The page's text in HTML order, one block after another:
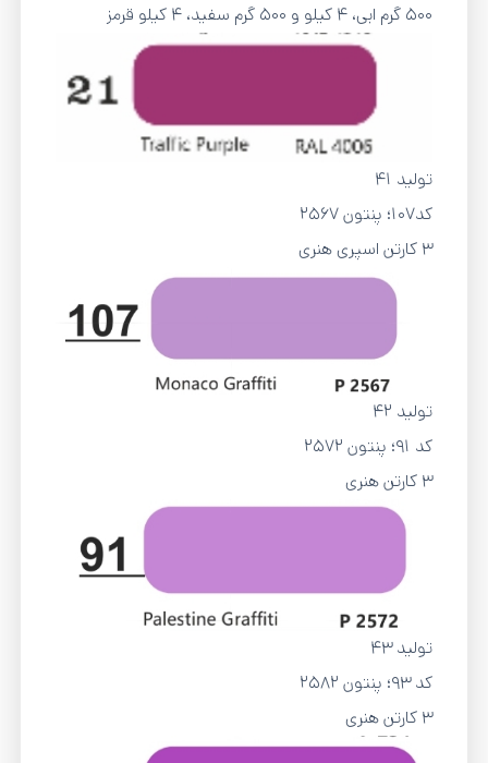
500 گرم ابی، 4 کیلو و 500 گرم سفید، 4 کیلو قرمز
تولید 41
کد107؛ پنتون 2567
3 کارتن اسپری هنری
تولید 42
کد 91؛ پنتون 2572
3 کارتن هنری
تولید 43
کد 93؛ پنتون 2582
3 کارتن هنری